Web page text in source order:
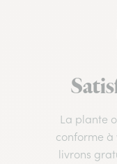
La plante
conforme à
livrons